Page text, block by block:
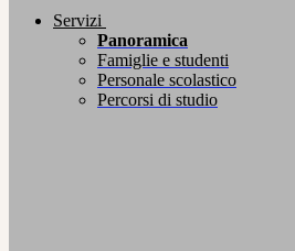
Servizi
Panoramica
Famiglie e studenti
Personale scolastico
Percorsi di studio